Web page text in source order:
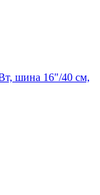
шина 16"/40 см,